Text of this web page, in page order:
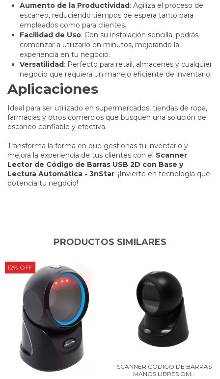
Aumento de la Productividad: Agiliza el proceso de
escaneo, reduciendo tiempos de espera tanto para
empleados como para clientes.
Facilidad de Uso: Con su instalación sencilla, podrás
comenzar a utilizarlo en minutos, mejorando la
experiencia en tu negocio.
Versatilidad: Perfecto para retail, almacenes y cualquier
negocio que requiera un manejo eficiente de inventario.
Aplicaciones
Ideal para ser utilizado en supermercados, tiendas de ropa,
farmacias y otros comercios que busquen una solución de
escaneo confiable y efectiva.
Transforma la forma en que gestionas tu inventario y
mejora la experiencia de tus clientes con el Scanner
Lector de Código de Barras USB 2D con Base y
Lectura Automática - 3nStar. ¡Invierte en tecnología que
potencia tu negocio!
PRODUCTOS SIMILARES
12% OFF
SCANNER CÓDIGO DE BARRAS
MANOS LIBRES OM...